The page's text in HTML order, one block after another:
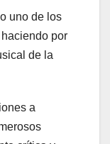
uno de los
por
de la
a